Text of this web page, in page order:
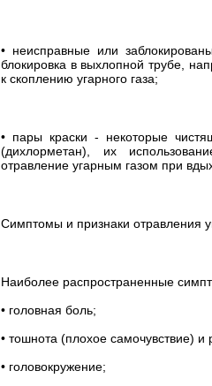
• неисправные или
блокировка в выхлопной трубе,
к скоплению угарного газа;
• пары краски - некоторые
(дихлорметан), их
отравление угарным газом при
Симптомы и признаки отравления
Наиболее распространенные
• головная боль;
• тошнота (плохое самочувствие) и
• головокружение;